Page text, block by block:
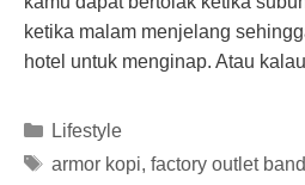
ketika malam menjelang
hotel untuk menginap. Atau
Categories
Lifestyle
Tags
armor kopi, factory outlet